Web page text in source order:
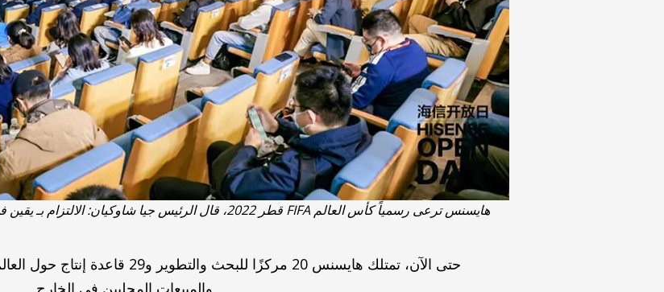
هايسنس ترعى رسمياً كأس العالم FIFA قطر 2022، قال الرئيس جيا شاوكيان: الالتزام بـ يقين في ظل عدم اليقين
حتى الآن، تمتلك هايسنس 20 مركزًا للبحث
والمبيعات المحليين في الخارج.